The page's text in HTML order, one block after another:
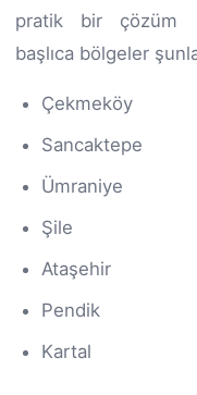
pratik bir çözüm
başlıca bölgeler
Çekmeköy
Sancaktepe
Ümraniye
Şile
Ataşehir
Pendik
Kartal